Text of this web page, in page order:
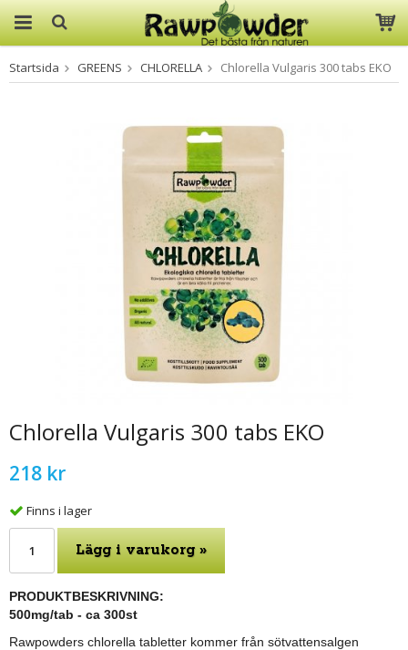
Produkten har blivit tillagd i
varukorgen
Startsida GREENS CHLORELLA Chlorella Vulgaris 300 tabs EKO
Chlorella Vulgaris 300 tabs EKO
218 kr
Finns i lager
Lägg i varukorg »
PRODUKTBESKRIVNING:
500mg/tab - ca 300st
Rawpowders chlorella tabletter kommer från sötvattensalgen